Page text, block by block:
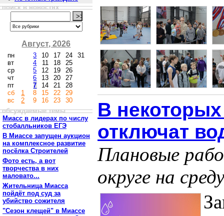
поиск в новостях
Август, 2026
пн
вт
ср
чт
пт
сб
вс
1
2
3
4
5
6
7
8
9
10
11
12
13
14
15
16
17
18
19
20
21
22
23
24
25
26
27
28
29
30
31
обсуждаемые темы
Миасс в лидерах по числу
стобалльников ЕГЭ
В Миассе запущен аукцион
на комплексное развитие
посёлка Строителей
Фото есть, а вот
творчества в них
маловато...
Жительница Миасса
пойдёт под суд за
убийство сожителя
"Сезон клещей" в Миассе
В
отключат
Плановые
округе на